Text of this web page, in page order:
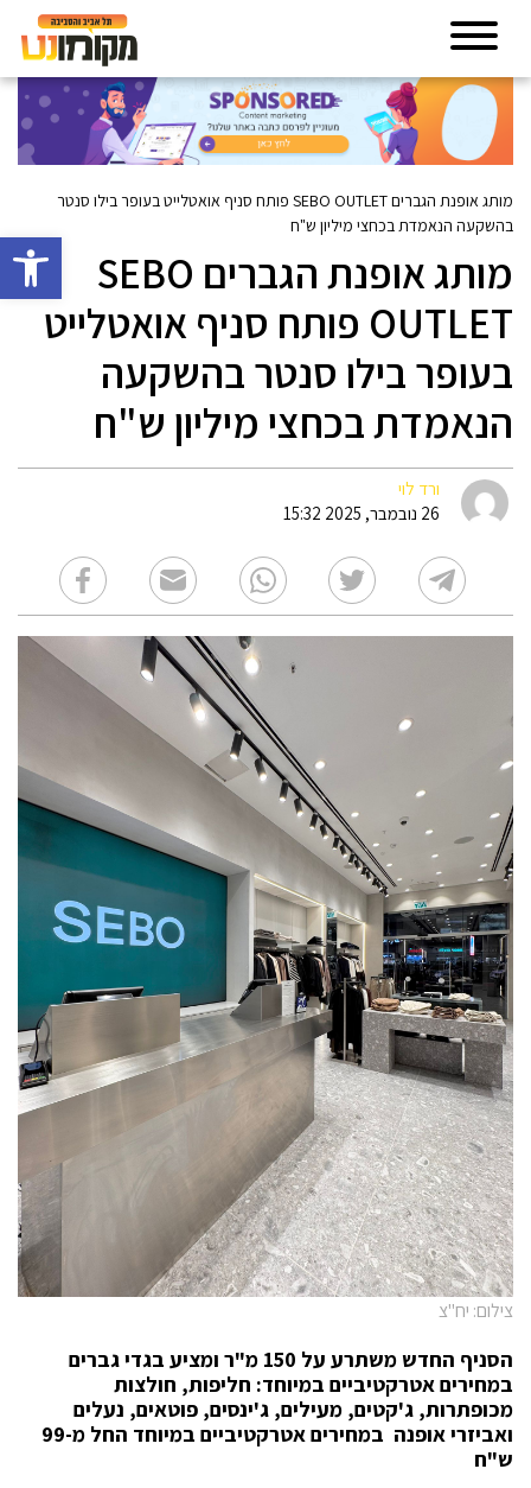
פתח
מותג אופנת הגברים SEBO OUTLET פותח סניף אואטלייט בעופר בילו סנטר
בהשקעה הנאמדת בכחצי מיליון ש"ח
מותג אופנת הגברים SEBO
OUTLET פותח סניף אואטלייט
בעופר בילו סנטר בהשקעה
הנאמדת בכחצי מיליון ש"ח
ורד לוי
26 נובמבר, 2025 15:32
צילום: יח"צ
הסניף החדש משתרע על 150 מ"ר
ומציע בגדי גברים
במחירים אטרקטיביים במיוחד: חליפות, חולצות
מכופתרות, ג'קטים, מעילים, ג'ינסים, פוטאים, נעלים
ואביזרי אופנה
במחירים אטרקטיביים במיוחד החל מ-99
ש"ח